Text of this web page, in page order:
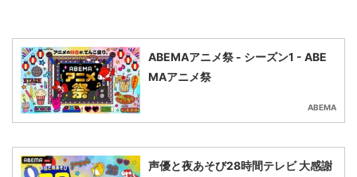
ABEMAアニメ祭 - シーズン1 - ABE
MAアニメ祭
ABEMA
声優と夜あそび28時間テレビ 大感謝